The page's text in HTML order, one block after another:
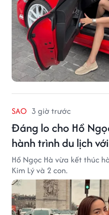
SAO 3 giờ trước
Đáng lo cho Hồ
hành trình du lịch
Hồ Ngọc Hà vừa kết thúc
Kim Lý và 2 con.